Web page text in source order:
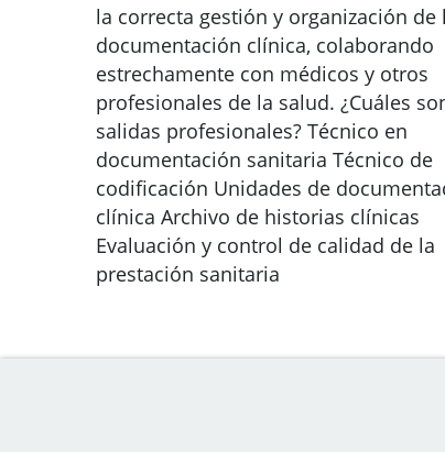
la correcta gestión y organización de
documentación clínica, colaborando
estrechamente con médicos y otros
profesionales de la salud. ¿Cuáles
salidas profesionales? Técnico en
documentación sanitaria Técnico de
codificación Unidades de
clínica Archivo de historias clínicas
Evaluación y control de calidad de la
prestación sanitaria